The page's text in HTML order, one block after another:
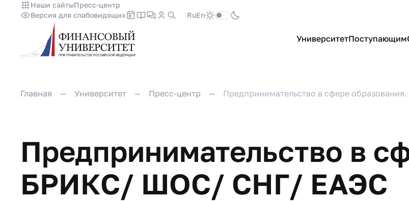
Наши сайтыПресс-центр
Версия для слабовидящих
RuEn
УниверситетПоступающим
Главная Университет Пресс-центр Предпринимательство в сфере
Предпринимательство в
БРИКС/ ШОС/ СНГ/ ЕАЭС